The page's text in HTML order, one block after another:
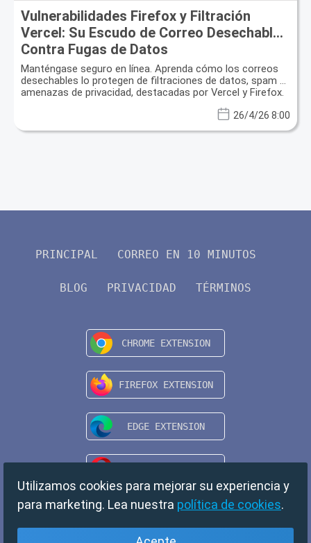
Vulnerabilidades Firefox y Filtración
Vercel: Su Escudo de Correo Desechable
Contra Fugas de Datos
Manténgase seguro en línea. Aprenda cómo los correos
desechables lo protegen de filtraciones de datos, spam y
amenazas de privacidad, destacadas por Vercel y Firefox.
26/4/26 8:00
PRINCIPAL CORREO EN 10 MINUTOS
BLOG PRIVACIDAD TÉRMINOS
Utilizamos cookies para mejorar su experiencia y
para marketing. Lea nuestra política de cookies.